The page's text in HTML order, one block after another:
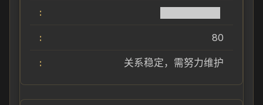
80
关系稳定，需努力维护